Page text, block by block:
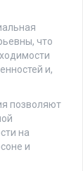
что
и,
позволяют
на
и